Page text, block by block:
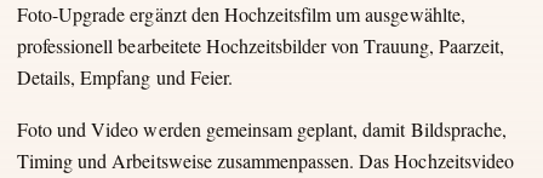
Foto-Upgrade ergänzt den Hochzeitsfilm um ausgewählte,
professionell bearbeitete Hochzeitsbilder von Trauung, Paarzeit,
Details, Empfang und Feier.
Foto und Video werden gemeinsam geplant, damit Bildsprache,
Timing und Arbeitsweise zusammenpassen. Das Hochzeitsvideo